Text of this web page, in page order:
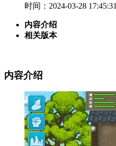
时间：2024-03-28 17:45:31
内容介绍
相关版本
内容介绍